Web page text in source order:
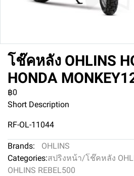
โช๊คหลัง OHLINS
HONDA
฿0
Short Description
RF-OL-11044
Brands:
OHLINS
Categories:สปริงหน้า/โช๊คหลัง
OHLINS REBEL500